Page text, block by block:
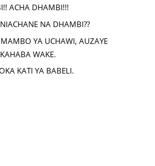
ACHA DHAMBI!!!
NA DHAMBI??
YA UCHAWI, AUZAYE
WAKE.
KATI YA BABELI.